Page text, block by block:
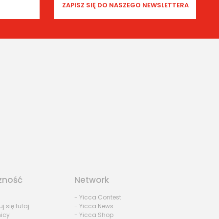
się tutaj
Network
- Yicca Contest
- Yicca News
- Yicca Shop